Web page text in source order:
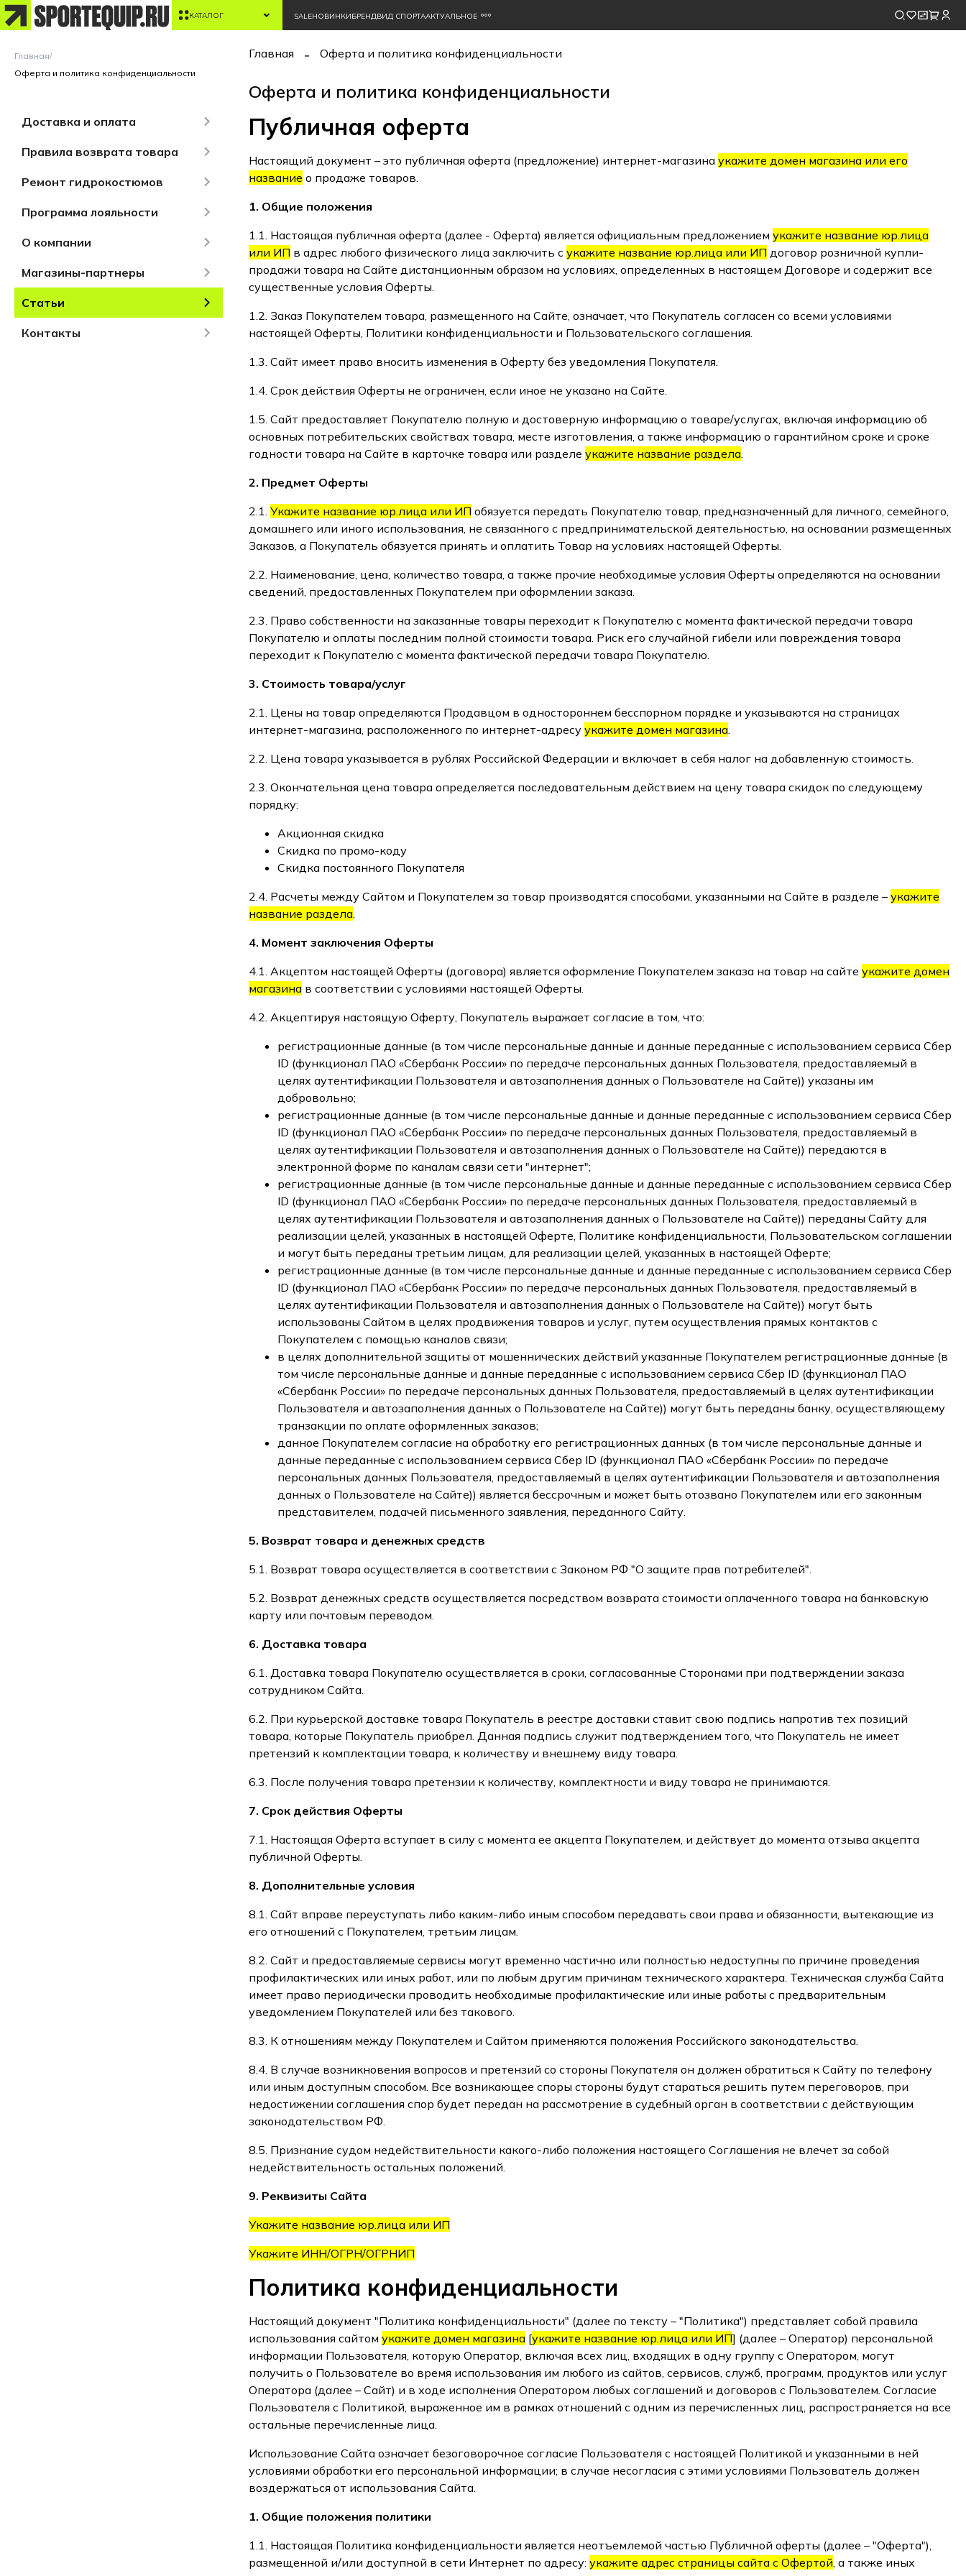
КАТАЛОГ SALEНОВИНКИБРЕНДВИД СПОРТААКТУАЛЬНОЕ
Главная Оферта и политика конфиденциальности
Оферта и политика конфиденциальности
Публичная оферта
Настоящий документ – это публичная оферта (предложение) интернет-магазина укажите домен магазина или его
название о продаже товаров.
1. Общие положения
1.1. Настоящая публичная оферта (далее - Оферта) является официальным предложением укажите название юр.лица
или ИП в адрес любого физического лица заключить с укажите название юр.лица или ИП договор розничной купли-
продажи товара на Сайте дистанционным образом на условиях, определенных в настоящем Договоре и содержит все
существенные условия Оферты.
1.2. Заказ Покупателем товара, размещенного на Сайте, означает, что Покупатель согласен со всеми условиями
настоящей Оферты, Политики конфиденциальности и Пользовательского соглашения.
1.3. Сайт имеет право вносить изменения в Оферту без уведомления Покупателя.
1.4. Срок действия Оферты не ограничен, если иное не указано на Сайте.
1.5. Сайт предоставляет Покупателю полную и достоверную информацию о товаре/услугах, включая информацию об
основных потребительских свойствах товара, месте изготовления, а также информацию о гарантийном сроке и сроке
годности товара на Сайте в карточке товара или разделе укажите название раздела.
2. Предмет Оферты
2.1. Укажите название юр.лица или ИП обязуется передать Покупателю товар, предназначенный для личного, семейного,
домашнего или иного использования, не связанного с предпринимательской деятельностью, на основании размещенных
Заказов, а Покупатель обязуется принять и оплатить Товар на условиях настоящей Оферты.
2.2. Наименование, цена, количество товара, а также прочие необходимые условия Оферты определяются на основании
сведений, предоставленных Покупателем при оформлении заказа.
2.3. Право собственности на заказанные товары переходит к Покупателю с момента фактической передачи товара
Покупателю и оплаты последним полной стоимости товара. Риск его случайной гибели или повреждения товара
переходит к Покупателю с момента фактической передачи товара Покупателю.
3. Стоимость товара/услуг
2.1. Цены на товар определяются Продавцом в одностороннем бесспорном порядке и указываются на страницах
интернет-магазина, расположенного по интернет-адресу укажите домен магазина.
2.2. Цена товара указывается в рублях Российской Федерации и включает в себя налог на добавленную стоимость.
2.3. Окончательная цена товара определяется последовательным действием на цену товара скидок по следующему
порядку:
Акционная скидка
Скидка по промо-коду
Скидка постоянного Покупателя
2.4. Расчеты между Сайтом и Покупателем за товар производятся способами, указанными на Сайте в разделе – укажите
название раздела.
4. Момент заключения Оферты
4.1. Акцептом настоящей Оферты (договора) является оформление Покупателем заказа на товар на сайте укажите домен
магазинав соответствии с условиями настоящей Оферты.
4.2. Акцептируя настоящую Оферту, Покупатель выражает согласие в том, что:
регистрационные данные (в том числе персональные данные и данные переданные с использованием сервиса Сбер
ID (функционал ПАО «Сбербанк России» по передаче персональных данных Пользователя, предоставляемый в
целях аутентификации Пользователя и автозаполнения данных о Пользователе на Сайте)) указаны им
добровольно;
регистрационные данные (в том числе персональные данные и данные переданные с использованием сервиса Сбер
ID (функционал ПАО «Сбербанк России» по передаче персональных данных Пользователя, предоставляемый в
целях аутентификации Пользователя и автозаполнения данных о Пользователе на Сайте)) передаются в
электронной форме по каналам связи сети "интернет";
регистрационные данные (в том числе персональные данные и данные переданные с использованием сервиса Сбер
ID (функционал ПАО «Сбербанк России» по передаче персональных данных Пользователя, предоставляемый в
целях аутентификации Пользователя и автозаполнения данных о Пользователе на Сайте)) переданы Сайту для
реализации целей, указанных в настоящей Оферте, Политике конфиденциальности, Пользовательском соглашении
и могут быть переданы третьим лицам, для реализации целей, указанных в настоящей Оферте;
регистрационные данные (в том числе персональные данные и данные переданные с использованием сервиса Сбер
ID (функционал ПАО «Сбербанк России» по передаче персональных данных Пользователя, предоставляемый в
целях аутентификации Пользователя и автозаполнения данных о Пользователе на Сайте)) могут быть
использованы Сайтом в целях продвижения товаров и услуг, путем осуществления прямых контактов с
Покупателем с помощью каналов связи;
в целях дополнительной защиты от мошеннических действий указанные Покупателем регистрационные данные (в
том числе персональные данные и данные переданные с использованием сервиса Сбер ID (функционал ПАО
«Сбербанк России» по передаче персональных данных Пользователя, предоставляемый в целях аутентификации
Пользователя и автозаполнения данных о Пользователе на Сайте)) могут быть переданы банку, осуществляющему
транзакции по оплате оформленных заказов;
данное Покупателем согласие на обработку его регистрационных данных (в том числе персональные данные и
данные переданные с использованием сервиса Сбер ID (функционал ПАО «Сбербанк России» по передаче
персональных данных Пользователя, предоставляемый в целях аутентификации Пользователя и автозаполнения
данных о Пользователе на Сайте)) является бессрочным и может быть отозвано Покупателем или его законным
представителем, подачей письменного заявления, переданного Сайту.
5. Возврат товара и денежных средств
5.1. Возврат товара осуществляется в соответствии с Законом РФ "О защите прав потребителей".
5.2. Возврат денежных средств осуществляется посредством возврата стоимости оплаченного товара на банковскую
карту или почтовым переводом.
6. Доставка товара
6.1. Доставка товара Покупателю осуществляется в сроки, согласованные Сторонами при подтверждении заказа
сотрудником Сайта.
6.2. При курьерской доставке товара Покупатель в реестре доставки ставит свою подпись напротив тех позиций
товара, которые Покупатель приобрел. Данная подпись служит подтверждением того, что Покупатель не имеет
претензий к комплектации товара, к количеству и внешнему виду товара.
6.3. После получения товара претензии к количеству, комплектности и виду товара не принимаются.
7. Срок действия Оферты
7.1. Настоящая Оферта вступает в силу с момента ее акцепта Покупателем, и действует до момента отзыва акцепта
публичной Оферты.
8. Дополнительные условия
8.1. Сайт вправе переуступать либо каким-либо иным способом передавать свои права и обязанности, вытекающие из
его отношений с Покупателем, третьим лицам.
8.2. Сайт и предоставляемые сервисы могут временно частично или полностью недоступны по причине проведения
профилактических или иных работ, или по любым другим причинам технического характера. Техническая служба Сайта
имеет право периодически проводить необходимые профилактические или иные работы с предварительным
уведомлением Покупателей или без такового.
8.3. К отношениям между Покупателем и Сайтом применяются положения Российского законодательства.
8.4. В случае возникновения вопросов и претензий со стороны Покупателя он должен обратиться к Сайту по телефону
или иным доступным способом. Все возникающее споры стороны будут стараться решить путем переговоров, при
недостижении соглашения спор будет передан на рассмотрение в судебный орган в соответствии с действующим
законодательством РФ.
8.5. Признание судом недействительности какого-либо положения настоящего Соглашения не влечет за собой
недействительность остальных положений.
9. Реквизиты Сайта
Укажите название юр.лица или ИП
Укажите ИНН/ОГРН/ОГРНИП
Политика конфиденциальности
Настоящий документ "Политика конфиденциальности" (далее по тексту – "Политика") представляет собой правила
использования сайтом укажите домен магазина[укажите название юр.лица или ИП] (далее – Оператор) персональной
информации Пользователя, которую Оператор, включая всех лиц, входящих в одну группу с Оператором, могут
получить о Пользователе во время использования им любого из сайтов, сервисов, служб, программ, продуктов или услуг
Оператора (далее – Сайт) и в ходе исполнения Оператором любых соглашений и договоров с Пользователем. Согласие
Пользователя с Политикой, выраженное им в рамках отношений с одним из перечисленных лиц, распространяется на все
остальные перечисленные лица.
Использование Сайта означает безоговорочное согласие Пользователя с настоящей Политикой и указанными в ней
условиями обработки его персональной информации; в случае несогласия с этими условиями Пользователь должен
воздержаться от использования Сайта.
1. Общие положения политики
1.1. Настоящая Политика конфиденциальности является неотъемлемой частью Публичной оферты (далее – "Оферта"),
размещенной и/или доступной в сети Интернет по адресу: укажите адрес страницы сайта с Офертой, а также иных
Главная/
Оферта и политика конфиденциальности
Доставка и оплата
Правила возврата товара
Ремонт гидрокостюмов
Программа лояльности
О компании
Магазины-партнеры
Статьи
Контакты